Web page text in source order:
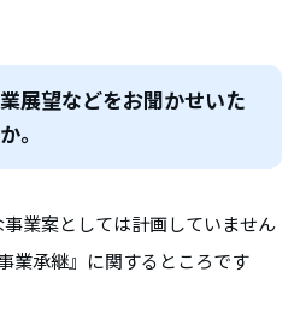
展望などをお聞かせいた
。
事業案としては計画していません
業承継』に関するところです